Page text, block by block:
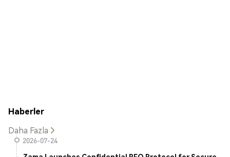
Haberler
Daha Fazla
2026-07-24